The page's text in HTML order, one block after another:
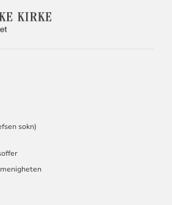
KONTAKTINFORMASJON
sokn)